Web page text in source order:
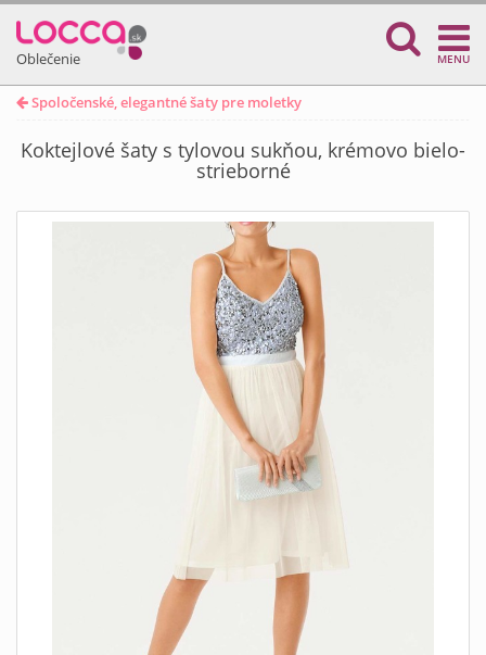
Oblečenie MENU
Spoločenské, elegantné šaty pre moletky
Koktejlové šaty s tylovou sukňou, krémovo bielo-
strieborné